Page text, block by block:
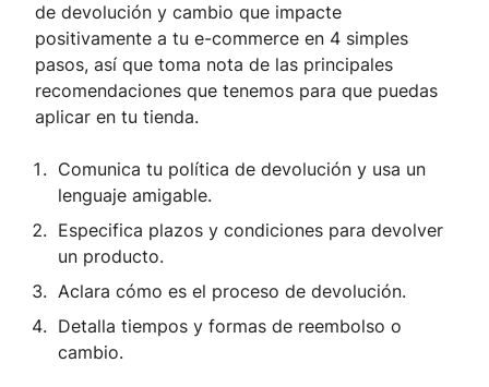
de devolución y cambio que impacte
positivamente a tu e-commerce en 4 simples
pasos, así que toma nota de las principales
recomendaciones que tenemos para que puedas
aplicar en tu tienda.
Comunica tu política de devolución y usa un
lenguaje amigable.
Especifica plazos y condiciones para devolver
un producto.
Aclara cómo es el proceso de devolución.
Detalla tiempos y formas de reembolso o
cambio.